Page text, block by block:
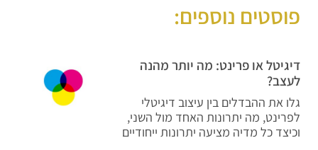
פוסטים נוספים:
דיגיטל או פרינט: מה יותר מהנה
לעצב?
גלו את ההבדלים בין עיצוב דיגיטלי
לפרינט, מה יתרונות האחד מול השני,
וכיצד כל מדיה מציעה יתרונות ייחודיים